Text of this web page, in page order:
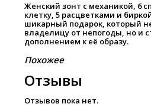
Женский зонт с механикой, 6
клетку, 5 расцветками и
шикарный подарок, который
владелицу от непогоды, но и
дополнением к её образу.
Похожее
Отзывы
Отзывов пока нет.